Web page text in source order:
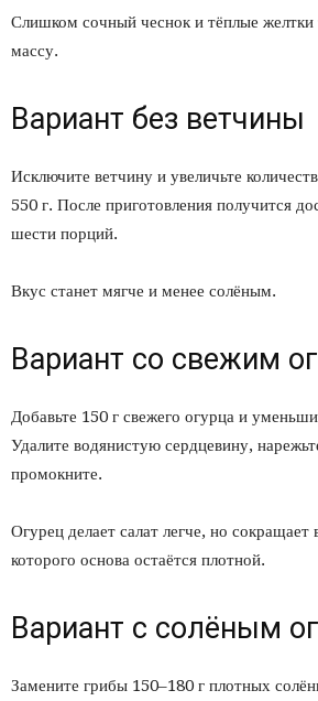
Слишком сочный чеснок и тёплые
массу.
Вариант без ветчины
Исключите ветчину и увеличьте
550 г. После приготовления получится
шести порций.
Вкус станет мягче и менее солёным.
Вариант со свежим
Добавьте 150 г свежего огурца и
Удалите водянистую сердцевину,
промокните.
Огурец делает салат легче, но сокращает
которого основа остаётся плотной.
Вариант с солёным
Замените грибы 150–180 г плотных